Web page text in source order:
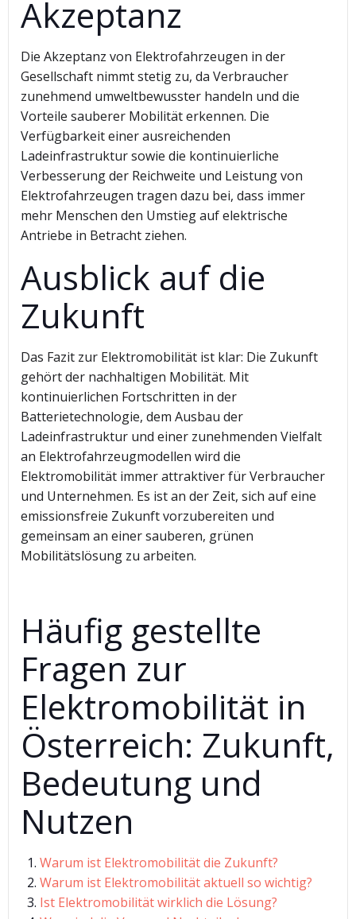
Akzeptanz
Die Akzeptanz von Elektrofahrzeugen in der
Gesellschaft nimmt stetig zu, da Verbraucher
zunehmend umweltbewusster handeln und die
Vorteile sauberer Mobilität erkennen. Die
Verfügbarkeit einer ausreichenden
Ladeinfrastruktur sowie die kontinuierliche
Verbesserung der Reichweite und Leistung von
Elektrofahrzeugen tragen dazu bei, dass immer
mehr Menschen den Umstieg auf elektrische
Antriebe in Betracht ziehen.
Ausblick auf die
Zukunft
Das Fazit zur Elektromobilität ist klar: Die Zukunft
gehört der nachhaltigen Mobilität. Mit
kontinuierlichen Fortschritten in der
Batterietechnologie, dem Ausbau der
Ladeinfrastruktur und einer zunehmenden Vielfalt
an Elektrofahrzeugmodellen wird die
Elektromobilität immer attraktiver für Verbraucher
und Unternehmen. Es ist an der Zeit, sich auf eine
emissionsfreie Zukunft vorzubereiten und
gemeinsam an einer sauberen, grünen
Mobilitätslösung zu arbeiten.
Häufig gestellte
Fragen zur
Elektromobilität in
Österreich: Zukunft,
Bedeutung und
Nutzen
Warum ist Elektromobilität die Zukunft?
Warum ist Elektromobilität aktuell so wichtig?
Ist Elektromobilität wirklich die Lösung?